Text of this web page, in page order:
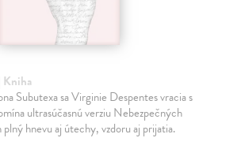
| Kniha
Subutexa sa Virginie Despentes vracia s
ultrasúčasnú verziu Nebezpečných
hnevu aj útechy, vzdoru aj prijatia.